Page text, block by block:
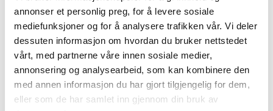
annonser et personlig preg, for å levere sosiale
mediefunksjoner og for å analysere trafikken vår. Vi deler
dessuten informasjon om hvordan du bruker nettstedet
vårt, med partnerne våre innen sosiale medier,
annonsering og analysearbeid, som kan kombinere den
med annen informasjon du har gjort tilgjengelig for dem,
eller som de har samlet inn gjennom din bruk av
Navn
Motiv
LEGG I HANDLEKURV KLIKK & HENT
Velg Størrelse